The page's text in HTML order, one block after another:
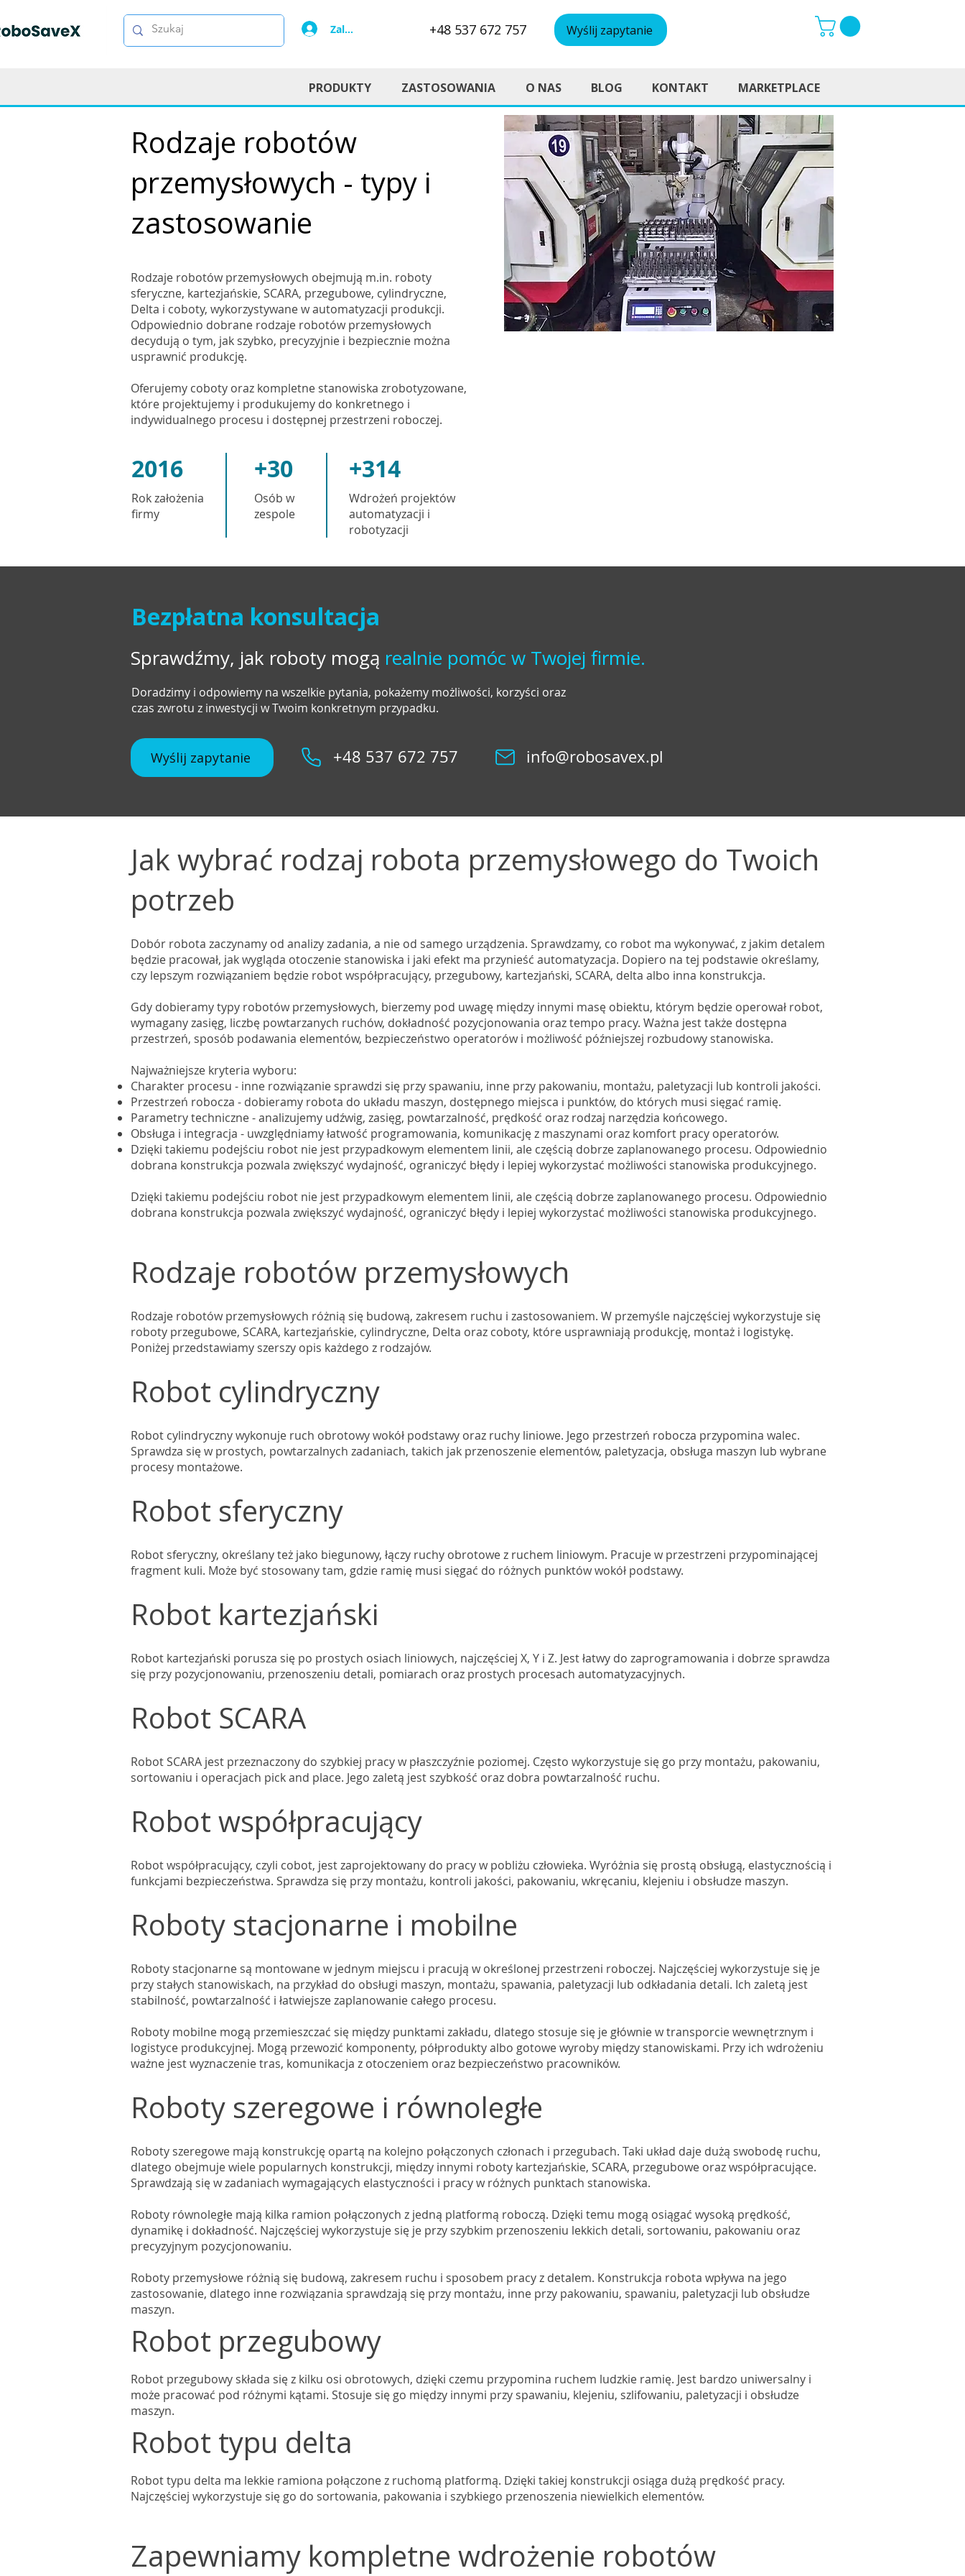
Zaloguj się +48 537 672 757 Wyślij zapytanie
PRODUKTY ZASTOSOWANIA O NAS BLOG KONTAKT MARKETPLACE
Rodzaje robotów
przemysłowych - typy i
zastosowanie
Rodzaje robotów przemysłowych obejmują m.in. roboty
sferyczne, kartezjańskie, SCARA, przegubowe, cylindryczne,
Delta i coboty, wykorzystywane w automatyzacji produkcji.
Odpowiednio dobrane rodzaje robotów przemysłowych
decydują o tym, jak szybko, precyzyjnie i bezpiecznie można
usprawnić produkcję.
Oferujemy coboty oraz kompletne stanowiska zrobotyzowane,
które projektujemy i produkujemy do konkretnego i
indywidualnego procesu i dostępnej przestrzeni roboczej.
2016
Rok założenia
firmy
+30
Osób w
zespole
+314
Wdrożeń projektów
automatyzacji i
robotyzacji
Bezpłatna konsultacja
Sprawdźmy, jak roboty mogą realnie pomóc w Twojej firmie.
Doradzimy i odpowiemy na wszelkie pytania, pokażemy możliwości, korzyści oraz
czas zwrotu z inwestycji w Twoim konkretnym przypadku.
Wyślij zapytanie +48 537 672 757 info@robosavex.pl
Jak wybrać rodzaj robota przemysłowego do Twoich
potrzeb
Dobór robota zaczynamy od analizy zadania, a nie od samego urządzenia. Sprawdzamy, co robot ma wykonywać, z jakim detalem
będzie pracował, jak wygląda otoczenie stanowiska i jaki efekt ma przynieść automatyzacja. Dopiero na tej podstawie określamy,
czy lepszym rozwiązaniem będzie robot współpracujący, przegubowy, kartezjański, SCARA, delta albo inna konstrukcja.
Gdy dobieramy typy robotów przemysłowych, bierzemy pod uwagę między innymi masę obiektu, którym będzie operował robot,
wymagany zasięg, liczbę powtarzanych ruchów, dokładność pozycjonowania oraz tempo pracy. Ważna jest także dostępna
przestrzeń, sposób podawania elementów, bezpieczeństwo operatorów i możliwość późniejszej rozbudowy stanowiska.
Najważniejsze kryteria wyboru:
Charakter procesu - inne rozwiązanie sprawdzi się przy spawaniu, inne przy pakowaniu, montażu, paletyzacji lub kontroli jakości.
Przestrzeń robocza - dobieramy robota do układu maszyn, dostępnego miejsca i punktów, do których musi sięgać ramię.
Parametry techniczne - analizujemy udźwig, zasięg, powtarzalność, prędkość oraz rodzaj narzędzia końcowego.
Obsługa i integracja - uwzględniamy łatwość programowania, komunikację z maszynami oraz komfort pracy operatorów.
Dzięki takiemu podejściu robot nie jest przypadkowym elementem linii, ale częścią dobrze zaplanowanego procesu. Odpowiednio
dobrana konstrukcja pozwala zwiększyć wydajność, ograniczyć błędy i lepiej wykorzystać możliwości stanowiska produkcyjnego.
Dzięki takiemu podejściu robot nie jest przypadkowym elementem linii, ale częścią dobrze zaplanowanego procesu. Odpowiednio
dobrana konstrukcja pozwala zwiększyć wydajność, ograniczyć błędy i lepiej wykorzystać możliwości stanowiska produkcyjnego.
Rodzaje robotów przemysłowych
Rodzaje robotów przemysłowych różnią się budową, zakresem ruchu i zastosowaniem. W przemyśle najczęściej wykorzystuje się
roboty przegubowe, SCARA, kartezjańskie, cylindryczne, Delta oraz coboty, które usprawniają produkcję, montaż i logistykę.
Poniżej przedstawiamy szerszy opis każdego z rodzajów.
Robot cylindryczny
Robot cylindryczny wykonuje ruch obrotowy wokół podstawy oraz ruchy liniowe. Jego przestrzeń robocza przypomina walec.
Sprawdza się w prostych, powtarzalnych zadaniach, takich jak przenoszenie elementów, paletyzacja, obsługa maszyn lub wybrane
procesy montażowe.
Robot sferyczny
Robot sferyczny, określany też jako biegunowy, łączy ruchy obrotowe z ruchem liniowym. Pracuje w przestrzeni przypominającej
fragment kuli. Może być stosowany tam, gdzie ramię musi sięgać do różnych punktów wokół podstawy.
Robot kartezjański
Robot kartezjański porusza się po prostych osiach liniowych, najczęściej X, Y i Z. Jest łatwy do zaprogramowania i dobrze sprawdza
się przy pozycjonowaniu, przenoszeniu detali, pomiarach oraz prostych procesach automatyzacyjnych.
Robot SCARA
Robot SCARA jest przeznaczony do szybkiej pracy w płaszczyźnie poziomej. Często wykorzystuje się go przy montażu, pakowaniu,
sortowaniu i operacjach pick and place. Jego zaletą jest szybkość oraz dobra powtarzalność ruchu.
Robot współpracujący
Robot współpracujący, czyli cobot, jest zaprojektowany do pracy w pobliżu człowieka. Wyróżnia się prostą obsługą, elastycznością i
funkcjami bezpieczeństwa. Sprawdza się przy montażu, kontroli jakości, pakowaniu, wkręcaniu, klejeniu i obsłudze maszyn.
Roboty stacjonarne i mobilne
Roboty stacjonarne są montowane w jednym miejscu i pracują w określonej przestrzeni roboczej. Najczęściej wykorzystuje się je
przy stałych stanowiskach, na przykład do obsługi maszyn, montażu, spawania, paletyzacji lub odkładania detali. Ich zaletą jest
stabilność, powtarzalność i łatwiejsze zaplanowanie całego procesu.
Roboty mobilne mogą przemieszczać się między punktami zakładu, dlatego stosuje się je głównie w transporcie wewnętrznym i
logistyce produkcyjnej. Mogą przewozić komponenty, półprodukty albo gotowe wyroby między stanowiskami. Przy ich wdrożeniu
ważne jest wyznaczenie tras, komunikacja z otoczeniem oraz bezpieczeństwo pracowników.
Roboty szeregowe i równoległe
Roboty szeregowe mają konstrukcję opartą na kolejno połączonych członach i przegubach. Taki układ daje dużą swobodę ruchu,
dlatego obejmuje wiele popularnych konstrukcji, między innymi roboty kartezjańskie, SCARA, przegubowe oraz współpracujące.
Sprawdzają się w zadaniach wymagających elastyczności i pracy w różnych punktach stanowiska.
Roboty równoległe mają kilka ramion połączonych z jedną platformą roboczą. Dzięki temu mogą osiągać wysoką prędkość,
dynamikę i dokładność. Najczęściej wykorzystuje się je przy szybkim przenoszeniu lekkich detali, sortowaniu, pakowaniu oraz
precyzyjnym pozycjonowaniu.
Roboty przemysłowe różnią się budową, zakresem ruchu i sposobem pracy z detalem. Konstrukcja robota wpływa na jego
zastosowanie, dlatego inne rozwiązania sprawdzają się przy montażu, inne przy pakowaniu, spawaniu, paletyzacji lub obsłudze
maszyn.
Robot przegubowy
Robot przegubowy składa się z kilku osi obrotowych, dzięki czemu przypomina ruchem ludzkie ramię. Jest bardzo uniwersalny i
może pracować pod różnymi kątami. Stosuje się go między innymi przy spawaniu, klejeniu, szlifowaniu, paletyzacji i obsłudze
maszyn.
Robot typu delta
Robot typu delta ma lekkie ramiona połączone z ruchomą platformą. Dzięki takiej konstrukcji osiąga dużą prędkość pracy.
Najczęściej wykorzystuje się go do sortowania, pakowania i szybkiego przenoszenia niewielkich elementów.
Zapewniamy kompletne wdrożenie robotów